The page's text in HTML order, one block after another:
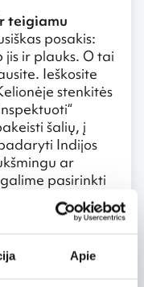
Apie
teigiamu
posakis:
ir plauks. O tai
Ieškosite
stenkitės
šalių, į
Indijos
ar
pasirinkti
prieisime
blogesnis.
atviromis
valgyti
kalbuosi su